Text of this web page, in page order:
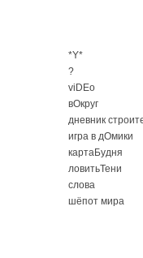
*Y*
?
viDEo
вОкруг
дневник
игра в дОмики
картаБудня
ловитьТени
слова
шёпот мира